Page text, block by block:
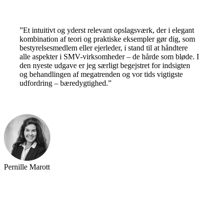
”Et intuitivt og yderst relevant opslagsværk, der i elegant
kombination af teori og praktiske eksempler gør dig, som
bestyrelsesmedlem eller ejerleder, i stand til at håndtere
alle aspekter i SMV-virksomheder – de hårde som bløde. I
den nyeste udgave er jeg særligt begejstret for indsigten
og behandlingen af megatrenden og vor tids vigtigste
udfordring – bæredygtighed.”
Pernille Marott